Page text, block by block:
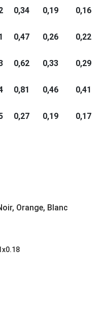
0,34 0,19 0,16
0,47 0,26 0,22
0,62 0,33 0,29
0,81 0,46 0,41
0,27 0,19 0,17
Orange, Blanc